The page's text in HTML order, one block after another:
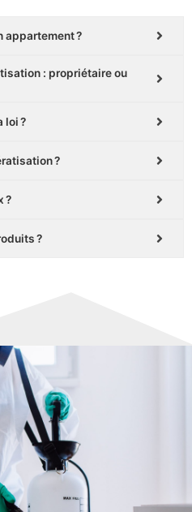
appartement ?
: propriétaire ou
loi ?
?
?
?